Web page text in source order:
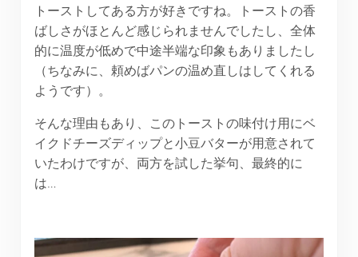
トーストしてある方が好きですね。トーストの香
ばしさがほとんど感じられませんでしたし、全体
的に温度が低めで中途半端な印象もありましたし
（ちなみに、頼めばパンの温め直しはしてくれる
ようです）。
そんな理由もあり、このトーストの味付け用にベ
イクドチーズディップと小豆バターが用意されて
いたわけですが、両方を試した挙句、最終的に
は…